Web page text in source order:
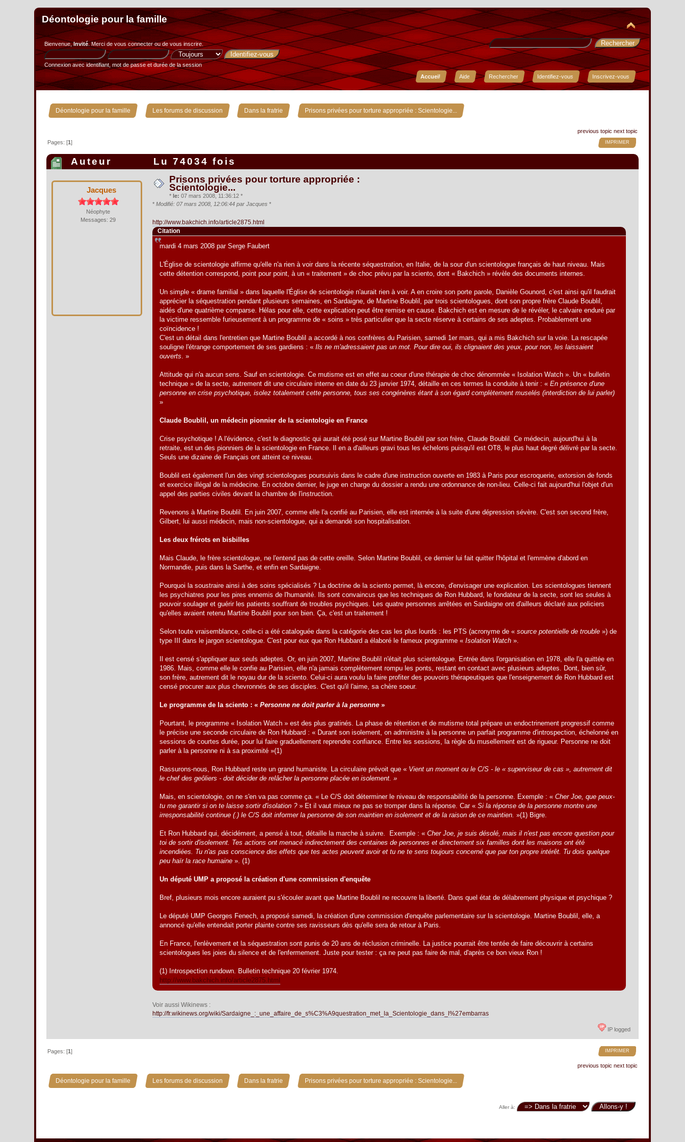
Déontologie pour la famille
Bienvenue,Invité. Merci devous connecterou devous inscrire.
Connexion avec identifiant, mot de passe et durée de la session
Accueil
Aide Rechercher Identifiez-vous Inscrivez-vous
Déontologie pour la famille » Les forums de discussion » Dans la fratrie » Prisons privées pour torture appropriée : Scientologie...
previous topic next topic
IMPRIMER
Pages: [1]
Auteur Lu 74034 fois
Jacques
Néophyte
Messages: 29
Prisons privées pour torture appropriée :
Scientologie...
* le: 07 mars 2008, 11:36:12 *
*Modifié: 07 mars 2008, 12:06:44 par Jacques *
http://www.bakchich.info/article2875.html
Citation
mardi 4 mars 2008 par Serge Faubert
L'Église de scientologie affirme qu'elle n'a rien à voir dans la récente séquestration, en Italie, de la sour d'un scientologue français de haut niveau. Mais
cette détention correspond, point pour point, à un « traitement » de choc prévu par la sciento, dont « Bakchich » révèle des documents internes.
Un simple « drame familial » dans laquelle l'Église de scientologie n'aurait rien à voir. A en croire son porte parole, Danièle Gounord, c'est ainsi qu'il faudrait
apprécier la séquestration pendant plusieurs semaines, en Sardaigne, de Martine Boublil, par trois scientologues, dont son propre frère Claude Boublil,
aidés d'une quatrième comparse. Hélas pour elle, cette explication peut être remise en cause. Bakchich est en mesure de le révéler, le calvaire enduré par
la victime ressemble furieusement à un programme de « soins » très particulier que la secte réserve à certains de ses adeptes. Probablement une
coïncidence !
C'est un détail dans l'entretien que Martine Boublil a accordé à nos confrères du Parisien, samedi 1er mars, qui a mis Bakchich sur la voie. La rescapée
souligne l'étrange comportement de ses gardiens : «Ils ne m'adressaient pas un mot. Pour dire oui, ils clignaient des yeux, pour non, les laissaient
ouverts. »
Attitude qui n'a aucun sens. Sauf en scientologie. Ce mutisme est en effet au coeur d'une thérapie de choc dénommée « Isolation Watch ». Un « bulletin
technique » de la secte, autrement dit une circulaire interne en date du 23 janvier 1974, détaille en ces termes la conduite à tenir : «En présence d'une
personne en crise psychotique, isolez totalement cette personne, tous ses congénères étant à son égard complètement muselés (interdiction de lui parler)
»
Claude Boublil, un médecin pionnier de la scientologie en France
Crise psychotique ! A l'évidence, c'est le diagnostic qui aurait été posé sur Martine Boublil par son frère, Claude Boublil. Ce médecin, aujourd'hui à la
retraite, est un des pionniers de la scientologie en France. Il en a d'ailleurs gravi tous les échelons puisqu'il est OT8, le plus haut degré délivré par la secte.
Seuls une dizaine de Français ont atteint ce niveau.
Boublil est également l'un des vingt scientologues poursuivis dans le cadre d'une instruction ouverte en 1983 à Paris pour escroquerie, extorsion de fonds
et exercice illégal de la médecine. En octobre dernier, le juge en charge du dossier a rendu une ordonnance de non-lieu. Celle-ci fait aujourd'hui l'objet d'un
appel des parties civiles devant la chambre de l'instruction.
Revenons à Martine Boublil. En juin 2007, comme elle l'a confié au Parisien, elle est internée à la suite d'une dépression sévère. C'est son second frère,
Gilbert, lui aussi médecin, mais non-scientologue, qui a demandé son hospitalisation.
Les deux frérots en bisbilles
Mais Claude, le frère scientologue, ne l'entend pas de cette oreille. Selon Martine Boublil, ce dernier lui fait quitter l'hôpital et l'emmène d'abord en
Normandie, puis dans la Sarthe, et enfin en Sardaigne.
Pourquoi la soustraire ainsi à des soins spécialisés ? La doctrine de la sciento permet, là encore, d'envisager une explication. Les scientologues tiennent
les psychiatres pour les pires ennemis de l'humanité. Ils sont convaincus que les techniques de Ron Hubbard, le fondateur de la secte, sont les seules à
pouvoir soulager et guérir les patients souffrant de troubles psychiques. Les quatre personnes arrêtées en Sardaigne ont d'ailleurs déclaré aux policiers
qu'elles avaient retenu Martine Boublil pour son bien. Ça, c'est un traitement !
Selon toute vraisemblance, celle-ci a été cataloguée dans la catégorie des cas les plus lourds : les PTS (acronyme de «source potentielle de trouble ») de
type III dans le jargon scientologue. C'est pour eux que Ron Hubbard a élaboré le fameux programme «Isolation Watch ».
Il est censé s'appliquer aux seuls adeptes. Or, en juin 2007, Martine Boublil n'était plus scientologue. Entrée dans l'organisation en 1978, elle l'a quittée en
1986. Mais, comme elle le confie au Parisien, elle n'a jamais complètement rompu les ponts, restant en contact avec plusieurs adeptes. Dont, bien sûr,
son frère, autrement dit le noyau dur de la sciento. Celui-ci aura voulu la faire profiter des pouvoirs thérapeutiques que l'enseignement de Ron Hubbard est
censé procurer aux plus chevronnés de ses disciples. C'est qu'il l'aime, sa chère soeur.
Le programme de la sciento : «Personne ne doit parler à la personne »
Pourtant, le programme « Isolation Watch » est des plus gratinés. La phase de rétention et de mutisme total prépare un endoctrinement progressif comme
le précise une seconde circulaire de Ron Hubbard : « Durant son isolement, on administre à la personne un parfait programme d'introspection, échelonné en
sessions de courtes durée, pour lui faire graduellement reprendre confiance. Entre les sessions, la règle du musellement est de rigueur. Personne ne doit
parler à la personne ni à sa proximité »(1)
Rassurons-nous, Ron Hubbard reste un grand humaniste. La circulaire prévoit que « Vient un moment ou le C/S - le « superviseur de cas », autrement dit
le chef des geôliers - doit décider de relâcher la personne placée en isolement. »
Mais, en scientologie, on ne s'en va pas comme ça. « Le C/S doit déterminer le niveau de responsabilité de la personne. Exemple : «Cher Joe, que peux-
tu me garantir si on te laisse sortir d'isolation ?» Et il vaut mieux ne pas se tromper dans la réponse. Car «Si la réponse de la personne montre une
irresponsabilité continue (.) le C/S doit informer la personne de son maintien en isolement et de la raison de ce maintien. »(1) Bigre.
Et Ron Hubbard qui, décidément, a pensé à tout, détaille la marche à suivre. Exemple : «Cher Joe, je suis désolé, mais il n'est pas encore question pour
toi de sortir d'isolement. Tes actions ont menacé indirectement des centaines de personnes et directement six familles dont les maisons ont été
incendiées. Tu n'as pas conscience des effets que tes actes peuvent avoir et tu ne te sens toujours concerné que par ton propre intérêt. Tu dois quelque
peu haïr la race humaine ». (1)
Un député UMP a proposé la création d'une commission d'enquête
Bref, plusieurs mois encore auraient pu s'écouler avant que Martine Boublil ne recouvre la liberté. Dans quel état de délabrement physique et psychique ?
Le député UMP Georges Fenech, a proposé samedi, la création d'une commission d'enquête parlementaire sur la scientologie. Martine Boublil, elle, a
annoncé qu'elle entendait porter plainte contre ses ravisseurs dès qu'elle sera de retour à Paris.
En France, l'enlèvement et la séquestration sont punis de 20 ans de réclusion criminelle. La justice pourrait être tentée de faire découvrir à certains
scientologues les joies du silence et de l'enfermement. Juste pour tester : ça ne peut pas faire de mal, d'après ce bon vieux Ron !
(1) Introspection rundown. Bulletin technique 20 février 1974.
http://www.bakchich.info/article2875.html
Voir aussi Wikinews :
http://fr.wikinews.org/wiki/Sardaigne_:_une_affaire_de_s%C3%A9questration_met_la_Scientologie_dans_l%27embarras
IP logged
IMPRIMER
Pages: [1]
previous topic next topic
Déontologie pour la famille » Les forums de discussion » Dans la fratrie » Prisons privées pour torture appropriée : Scientologie...
Aller à: